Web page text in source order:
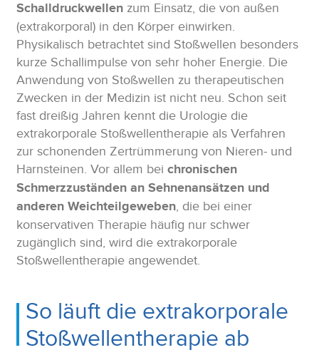
Schalldruckwellen zum Einsatz, die von außen
(extrakorporal) in den Körper einwirken.
Physikalisch betrachtet sind Stoßwellen besonders
kurze Schallimpulse von sehr hoher Energie. Die
Anwendung von Stoßwellen zu therapeutischen
Zwecken in der Medizin ist nicht neu. Schon seit
fast dreißig Jahren kennt die Urologie die
extrakorporale Stoßwellentherapie als Verfahren
zur schonenden Zertrümmerung von Nieren- und
Harnsteinen. Vor allem bei chronischen
Schmerzzuständen an Sehnenansätzen und
anderen Weichteilgeweben, die bei einer
konservativen Therapie häufig nur schwer
zugänglich sind, wird die extrakorporale
Stoßwellentherapie angewendet.
So läuft die extrakorporale
Stoßwellentherapie ab